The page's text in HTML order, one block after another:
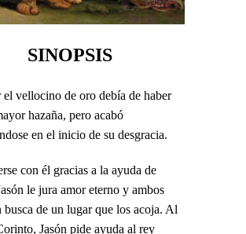
SINOPSIS
el vellocino de oro debía de haber
hazaña, pero acabó
en el inicio de su desgracia.
con él gracias a la ayuda de
le jura amor eterno y ambos
busca de un lugar que los acoja. Al
Jasón pide ayuda al rey